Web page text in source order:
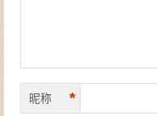
昵称 *